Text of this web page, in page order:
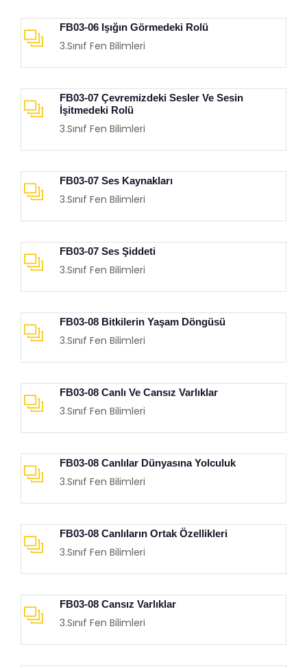
FB03-06 Işığın Görmedeki Rolü
3.Sınıf Fen Bilimleri
FB03-07 Çevremizdeki Sesler Ve Sesin
İşitmedeki Rolü
3.Sınıf Fen Bilimleri
FB03-07 Ses Kaynakları
3.Sınıf Fen Bilimleri
FB03-07 Ses Şiddeti
3.Sınıf Fen Bilimleri
FB03-08 Bitkilerin Yaşam Döngüsü
3.Sınıf Fen Bilimleri
FB03-08 Canlı Ve Cansız Varlıklar
3.Sınıf Fen Bilimleri
FB03-08 Canlılar Dünyasına Yolculuk
3.Sınıf Fen Bilimleri
FB03-08 Canlıların Ortak Özellikleri
3.Sınıf Fen Bilimleri
FB03-08 Cansız Varlıklar
3.Sınıf Fen Bilimleri